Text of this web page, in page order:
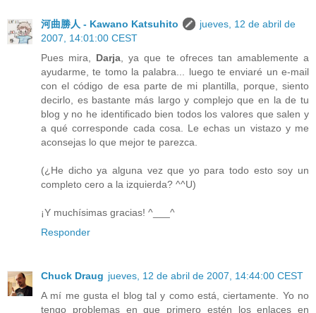
河曲勝人 - Kawano Katsuhito
jueves, 12 de abril de
2007, 14:01:00 CEST
Pues mira, Darja, ya que te ofreces tan amablemente a
ayudarme, te tomo la palabra... luego te enviaré un e-mail
con el código de esa parte de mi plantilla, porque, siento
decirlo, es bastante más largo y complejo que en la de tu
blog y no he identificado bien todos los valores que salen y
a qué corresponde cada cosa. Le echas un vistazo y me
aconsejas lo que mejor te parezca.
(¿He dicho ya alguna vez que yo para todo esto soy un
completo cero a la izquierda? ^^U)
¡Y muchísimas gracias! ^___^
Responder
Chuck Draug jueves, 12 de abril de 2007, 14:44:00 CEST
A mí me gusta el blog tal y como está, ciertamente. Yo no
tengo problemas en que primero estén los enlaces en